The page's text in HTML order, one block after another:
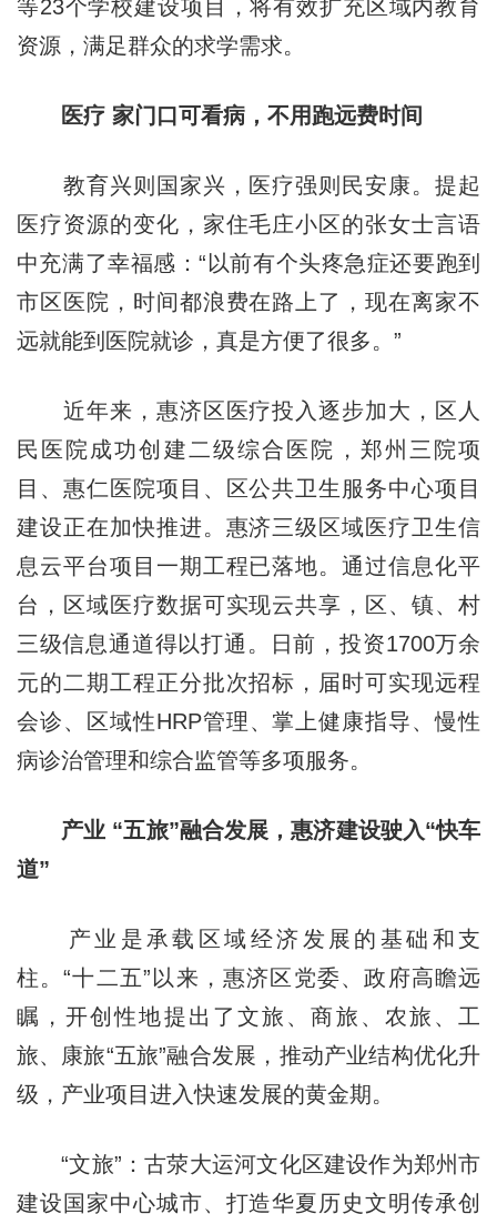
等23个学校建设项目，将有效扩充区域内教育
资源，满足群众的求学需求。
医疗 家门口可看病，不用跑远费时间
教育兴则国家兴，医疗强则民安康。提起
医疗资源的变化，家住毛庄小区的张女士言语
中充满了幸福感：“以前有个头疼急症还要跑到
市区医院，时间都浪费在路上了，现在离家不
远就能到医院就诊，真是方便了很多。”
近年来，惠济区医疗投入逐步加大，区人
民医院成功创建二级综合医院，郑州三院项
目、惠仁医院项目、区公共卫生服务中心项目
建设正在加快推进。惠济三级区域医疗卫生信
息云平台项目一期工程已落地。通过信息化平
台，区域医疗数据可实现云共享，区、镇、村
三级信息通道得以打通。日前，投资1700万余
元的二期工程正分批次招标，届时可实现远程
会诊、区域性HRP管理、掌上健康指导、慢性
病诊治管理和综合监管等多项服务。
产业 “五旅”融合发展，惠济建设驶入“快车
道”
产业是承载区域经济发展的基础和支
柱。“十二五”以来，惠济区党委、政府高瞻远
瞩，开创性地提出了文旅、商旅、农旅、工
旅、康旅“五旅”融合发展，推动产业结构优化升
级，产业项目进入快速发展的黄金期。
“文旅”：古荥大运河文化区建设作为郑州市
建设国家中心城市、打造华夏历史文明传承创